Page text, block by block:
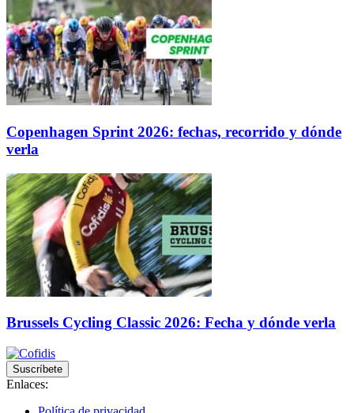
Copenhagen Sprint 2026: fechas, recorrido y dónde
verla
Brussels Cycling Classic 2026: Fecha y dónde verla
Suscríbete
Enlaces: